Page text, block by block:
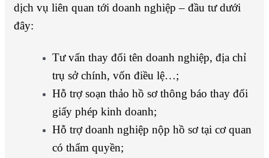
dịch vụ liên quan tới doanh nghiệp – đầu tư dưới
đây:
Tư vấn thay đổi tên doanh nghiệp, địa chỉ
trụ sở chính, vốn điều lệ…;
Hỗ trợ soạn thảo hồ sơ thông báo thay đổi
giấy phép kinh doanh;
Hỗ trợ doanh nghiệp nộp hồ sơ tại cơ quan
có thẩm quyền;